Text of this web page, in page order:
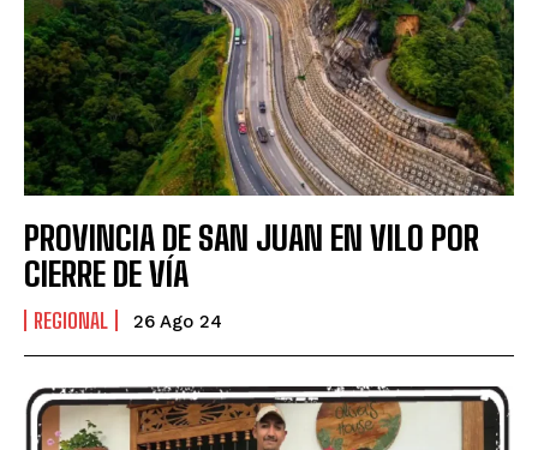
PROVINCIA DE SAN JUAN EN VILO POR
CIERRE DE VÍA
REGIONAL 26 Ago 24